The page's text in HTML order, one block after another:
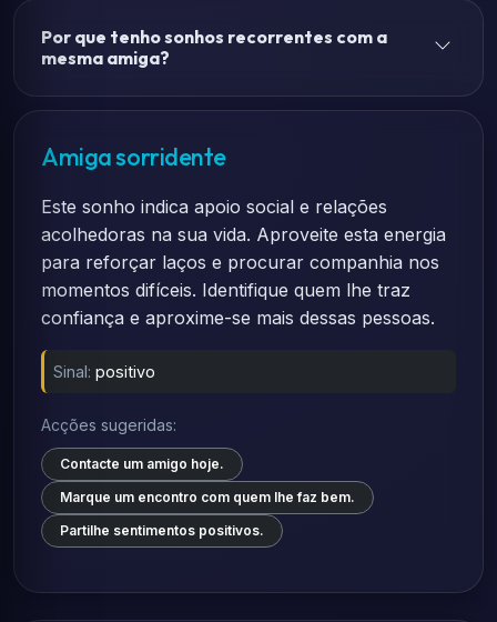
Por que tenho sonhos recorrentes com a
mesma amiga?
Amiga sorridente
Este sonho indica apoio social e relações
acolhedoras na sua vida. Aproveite esta energia
para reforçar laços e procurar companhia nos
momentos difíceis. Identifique quem lhe traz
confiança e aproxime-se mais dessas pessoas.
Sinal: positivo
Acções sugeridas:
Contacte um amigo hoje.
Marque um encontro com quem lhe faz bem.
Partilhe sentimentos positivos.